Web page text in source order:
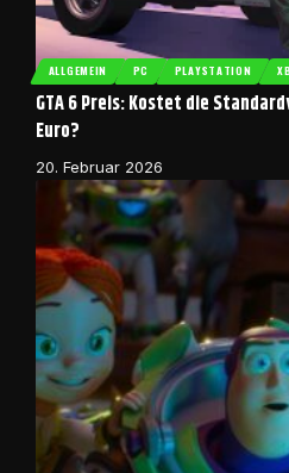
ALLGEMEIN PC PLAYSTATION
GTA 6 Preis: Kostet die
Euro?
20. Februar 2026